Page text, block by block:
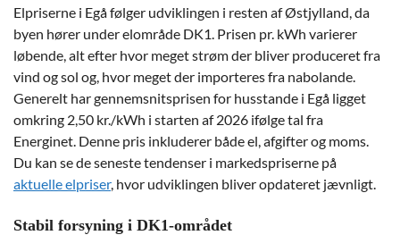
Elpriserne i Egå følger udviklingen i resten af Østjylland, da
byen hører under elområde DK1. Prisen pr. kWh varierer
løbende, alt efter hvor meget strøm der bliver produceret fra
vind og sol og, hvor meget der importeres fra nabolande.
Generelt har gennemsnitsprisen for husstande i Egå ligget
omkring 2,50 kr./kWh i starten af 2026 ifølge tal fra
Energinet. Denne pris inkluderer både el, afgifter og moms.
Du kan se de seneste tendenser i markedspriserne på
aktuelle elpriser, hvor udviklingen bliver opdateret jævnligt.
Stabil forsyning i DK1-området